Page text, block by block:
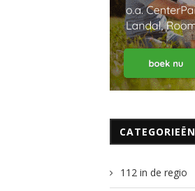
CATEGORIEËN
112 in de regio